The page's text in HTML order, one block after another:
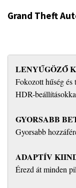
Grand Theft
LENYŰGÖZŐ
Fokozott hűség
HDR-
GYORSABB
Gyorsabb
ADAPTÍV
Érezd át minden